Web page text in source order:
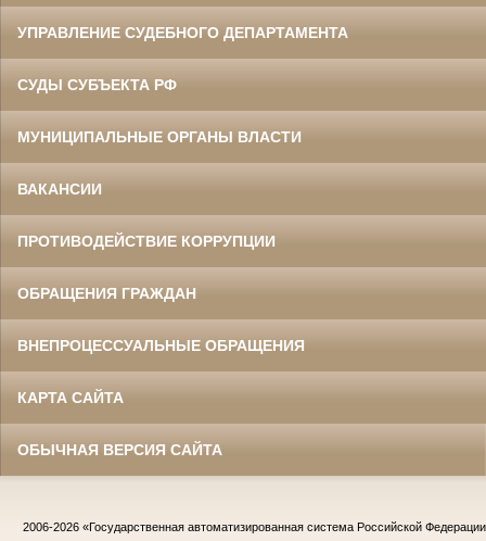
УПРАВЛЕНИЕ СУДЕБНОГО ДЕПАРТАМЕНТА
СУДЫ СУБЪЕКТА РФ
МУНИЦИПАЛЬНЫЕ ОРГАНЫ ВЛАСТИ
ВАКАНСИИ
ПРОТИВОДЕЙСТВИЕ КОРРУПЦИИ
ОБРАЩЕНИЯ ГРАЖДАН
ВНЕПРОЦЕССУАЛЬНЫЕ ОБРАЩЕНИЯ
КАРТА САЙТА
ОБЫЧНАЯ ВЕРСИЯ САЙТА
2006-2026 «Государственная автоматизированная система Российской